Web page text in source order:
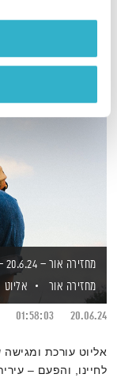
מחזירה אור – 20.6.24 – עירית רוז שרון באולפן
מחזירה אור
אליוט
20.06.24
01:58:03
אליוט עורכת
לחיינו, והפעם –